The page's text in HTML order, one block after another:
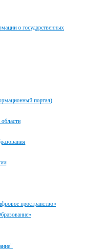
о государственных
портал)
пространство»